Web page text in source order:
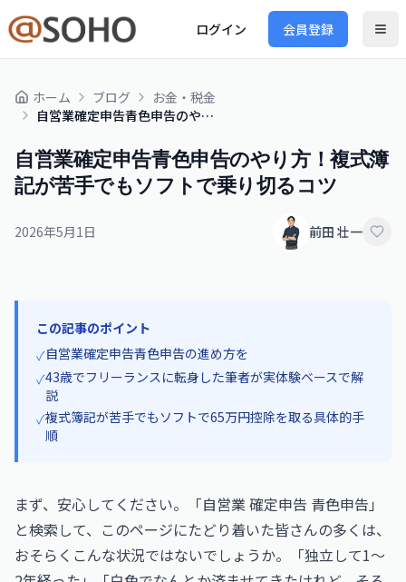
ログイン 会員登録
ホーム ブログ
お金・税金
自営業確定申告青色申告のやり方！複式簿記が苦手でもソフトで乗り切るコツ
自営業確定申告青色申告のやり方！複式簿
記が苦手でもソフトで乗り切るコツ
2026年5月1日 前田 壮一
この記事のポイント
✓自営業確定申告青色申告の進め方を
✓43歳でフリーランスに転身した筆者が実体験ベースで解
説
✓複式簿記が苦手でもソフトで65万円控除を取る具体的手
順
まず、安心してください。「自営業 確定申告 青色申告」
と検索して、このページにたどり着いた皆さんの多くは、
おそらくこんな状況ではないでしょうか。「独立して1〜